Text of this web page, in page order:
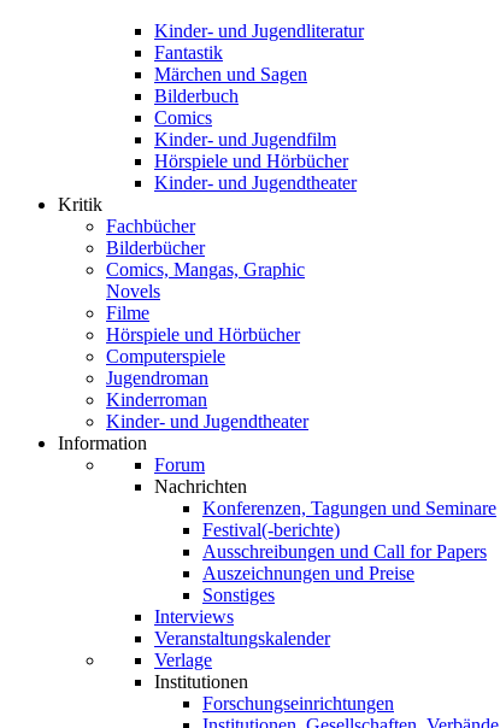
Kinder- und Jugendliteratur
Fantastik
Märchen und Sagen
Bilderbuch
Comics
Kinder- und Jugendfilm
Hörspiele und Hörbücher
Kinder- und Jugendtheater
Kritik
Fachbücher
Bilderbücher
Comics, Mangas, Graphic
Novels
Filme
Hörspiele und Hörbücher
Computerspiele
Jugendroman
Kinderroman
Kinder- und Jugendtheater
Information
Forum
Nachrichten
Konferenzen, Tagungen und Seminare
Festival(-berichte)
Ausschreibungen und Call for Papers
Auszeichnungen und Preise
Sonstiges
Interviews
Veranstaltungskalender
Verlage
Institutionen
Forschungseinrichtungen